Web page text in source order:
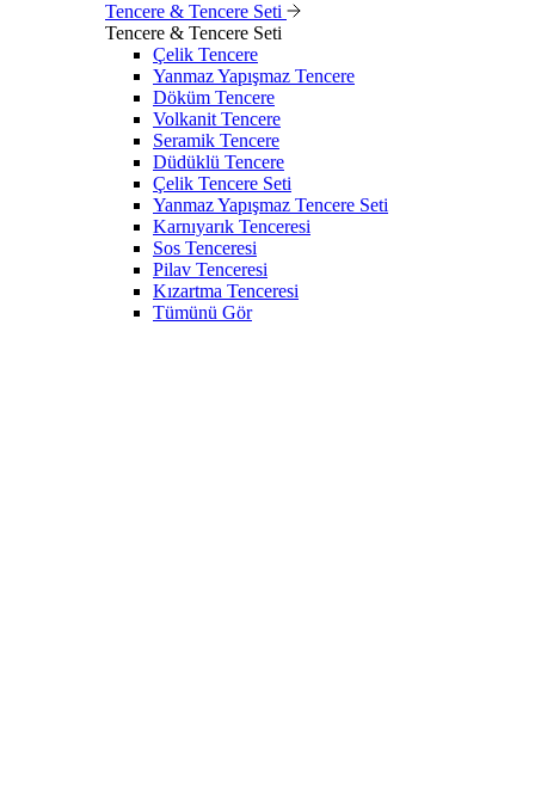
Tencere & Tencere Seti
Tencere & Tencere Seti
Çelik Tencere
Yanmaz Yapışmaz Tencere
Döküm Tencere
Volkanit Tencere
Seramik Tencere
Düdüklü Tencere
Çelik Tencere Seti
Yanmaz Yapışmaz Tencere Seti
Karnıyarık Tenceresi
Sos Tenceresi
Pilav Tenceresi
Kızartma Tenceresi
Tümünü Gör